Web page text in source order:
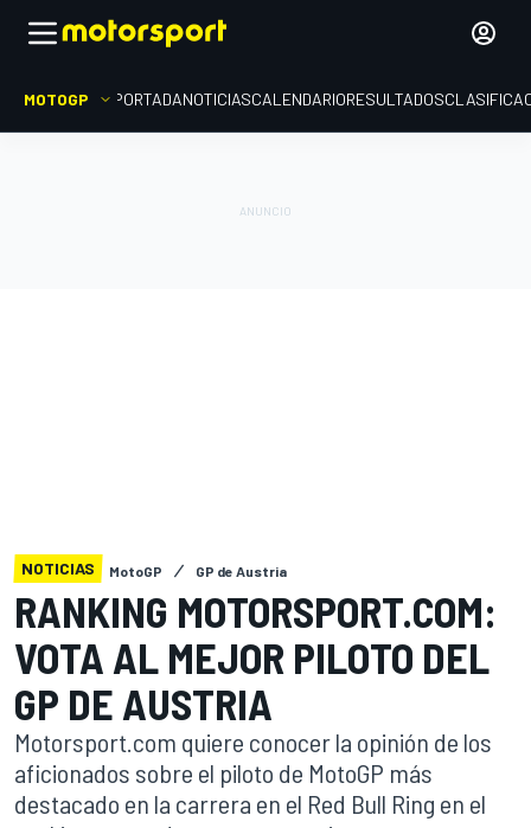
MOTOGP PORTADANOTICIASCALENDARIORESULTADOS
NOTICIAS MotoGP GP de Austria
RANKING MOTORSPORT.COM:
VOTA AL MEJOR PILOTO DEL
GP DE AUSTRIA
Motorsport.com quiere conocer la opinión de los
aficionados sobre el piloto de MotoGP más
destacado en la carrera en el Red Bull Ring en el